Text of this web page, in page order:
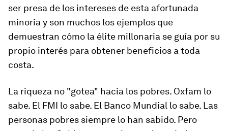
ser presa de los intereses de esta afortunada
minoría y son muchos los ejemplos que
demuestran cómo la élite millonaria se guía por su
propio interés para obtener beneficios a toda
costa.
La riqueza no "gotea" hacia los pobres. Oxfam lo
sabe. El FMI lo sabe. El Banco Mundial lo sabe. Las
personas pobres siempre lo han sabido. Pero